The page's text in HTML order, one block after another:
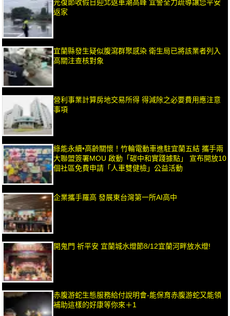
光復節收假日迎北返車潮高峰 宜警全力疏導讓您平安
返家
宜蘭縣發生疑似腹瀉群聚感染 衛生局已將該業者列入
高關注查核對象
營利事業計算房地交易所得 得減除之必要費用應注意
事項
綠能永續•高齡關懷！竹輪電動車進駐宜蘭五結 攜手兩
大聯盟簽署MOU 啟動「碳中和實踐據點」 宣布開放10
個社區免費申請「人車雙健檢」公益活動
企業攜手羅高 發展東台灣第一所AI高中
開鬼門 祈平安 宜蘭城水燈節8/12宜蘭河畔放水燈!
赤腹游蛇生態服務給付說明會-能保育赤腹游蛇又能領
補助這樣的好康等你來＋1